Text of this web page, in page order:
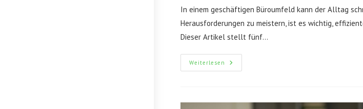
In einem geschäftigen Büroumfeld kann der Alltag
Herausforderungen zu meistern, ist es wichtig,
Dieser Artikel stellt fünf…
Weiterlesen Weniger
Stress: